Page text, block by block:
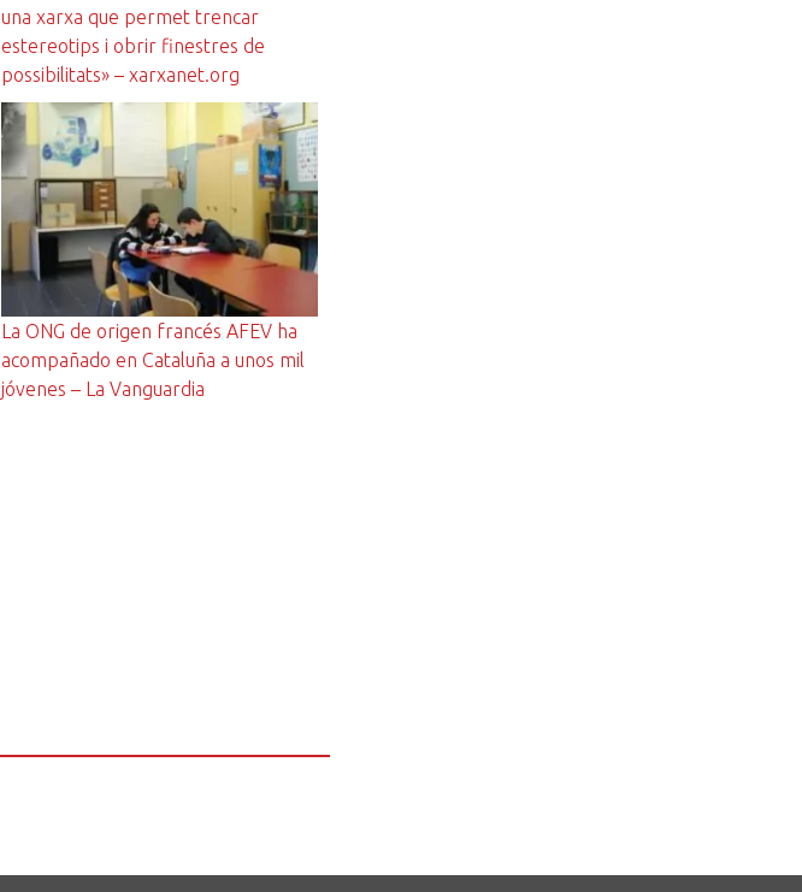
una xarxa que permet trencar
estereotips i obrir finestres de
possibilitats» – xarxanet.org
La ONG de origen francés AFEV ha
acompañado en Cataluña a unos mil
jóvenes – La Vanguardia